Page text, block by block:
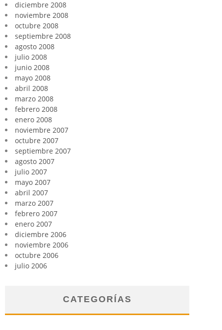
diciembre 2008
noviembre 2008
octubre 2008
septiembre 2008
agosto 2008
julio 2008
junio 2008
mayo 2008
abril 2008
marzo 2008
febrero 2008
enero 2008
noviembre 2007
octubre 2007
septiembre 2007
agosto 2007
julio 2007
mayo 2007
abril 2007
marzo 2007
febrero 2007
enero 2007
diciembre 2006
noviembre 2006
octubre 2006
julio 2006
CATEGORÍAS